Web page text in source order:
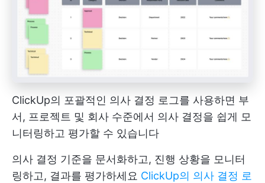
ClickUp의 포괄적인 의사 결정 로그를 사용하면 부
서, 프로젝트 및 회사 수준에서 의사 결정을 쉽게 모
니터링하고 평가할 수 있습니다
의사 결정 기준을 문서화하고, 진행 상황을 모니터
링하고, 결과를 평가하세요 ClickUp의 의사 결정 로